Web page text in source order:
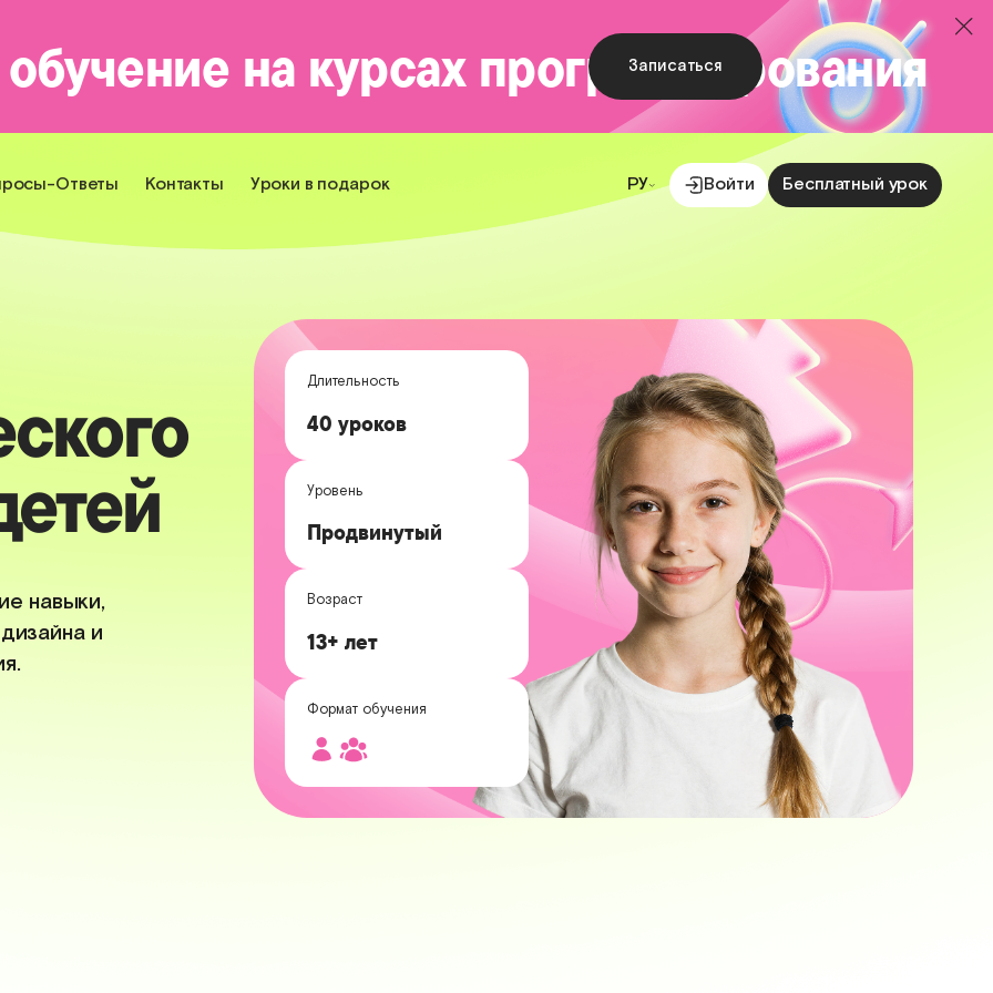
Ответы Контакты Уроки в подарок РУ Войти Бесплатный урок
на курсах программирования
Записаться
навыки,
и
Длительность
40 уроков
Уровень
Продвинутый
Возраст
13+ лет
Формат обучения